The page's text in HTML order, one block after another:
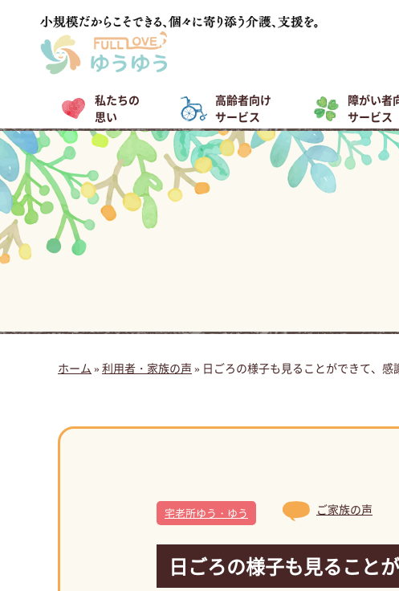
私たちの
思い
高齢者向け
サービス
障がい者
サービス
ホーム »利用者・家族の声 » 日ごろの様子も見ることができて、感
宅老所ゆう・ゆう ご家族の声
日ごろの様子も見ること